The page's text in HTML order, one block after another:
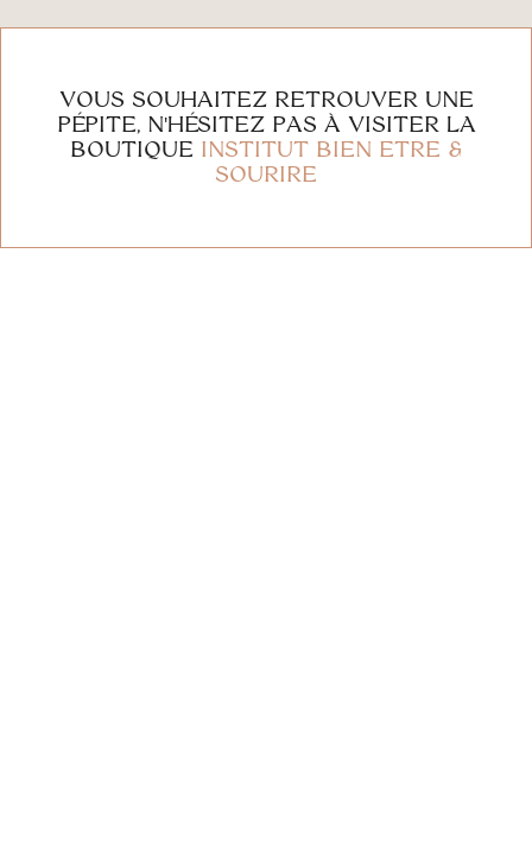
VOUS SOUHAITEZ RETROUVER UNE
PÉPITE, N'HÉSITEZ PAS À VISITER LA
BOUTIQUE INSTITUT BIEN ETRE &
SOURIRE